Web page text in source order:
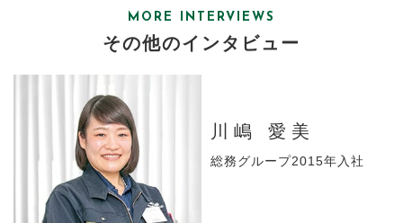
MORE INTERVIEWS
その他のインタビュー
川嶋 愛美
総務グループ2015年入社